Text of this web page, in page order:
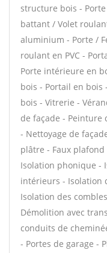
structure bois -
battant / Volet
aluminium - Porte /
roulant en PVC -
Porte intérieure en
bois - Portail en bois
bois - Vitrerie -
de façade -
- Nettoyage de
plâtre - Faux
Isolation phonique -
intérieurs - Isolation
Isolation des
Démolition avec
conduits de
- Portes de garage -